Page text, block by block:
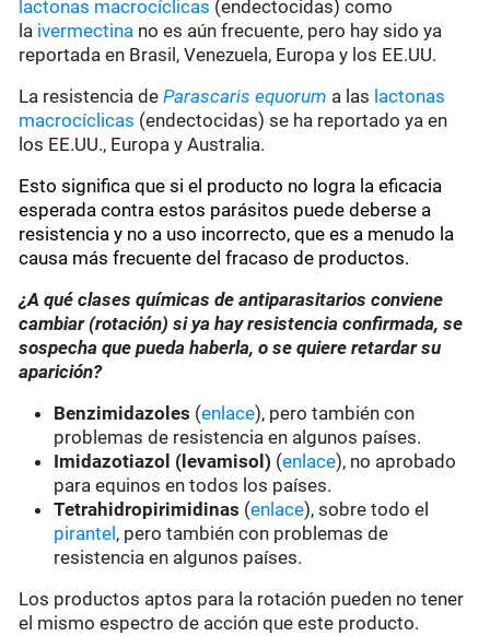
lactonas macrocíclicas (endectocidas) como
la ivermectina no es aún frecuente, pero hay sido ya
reportada en Brasil, Venezuela, Europa y los EE.UU.
La resistencia deParascaris equorum a las lactonas
macrocíclicas (endectocidas) se ha reportado ya en
los EE.UU., Europa y Australia.
Esto significa que si el producto no logra la eficacia
esperada contra estos parásitos puede deberse a
resistencia y no a uso incorrecto, que es a menudo la
causa más frecuente del fracaso de productos.
¿A qué clases químicas de antiparasitarios conviene
cambiar (rotación) si ya hay resistencia confirmada, se
sospecha que pueda haberla, o se quiere retardar su
aparición?
Benzimidazoles (enlace), pero también con
problemas de resistencia en algunos países.
Imidazotiazol (levamisol) (enlace), no aprobado
para equinos en todos los países.
Tetrahidropirimidinas (enlace), sobre todo el
pirantel , pero también con problemas de
resistencia en algunos países.
Los productos aptos para la rotación pueden no tener
el mismo espectro de acción que este producto.